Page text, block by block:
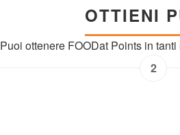
OTTIENI
Puoi ottenere FOODat Points in
2